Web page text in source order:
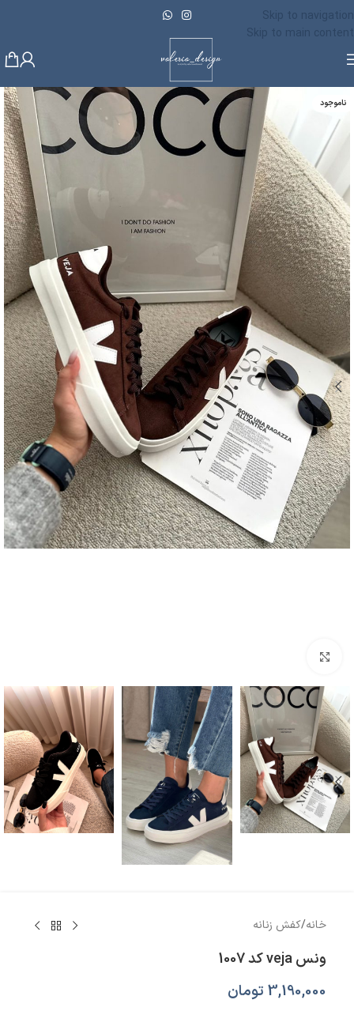
Skip to navigation
Skip to main content
ناموجود
خانه/کفش زنانه
ونس veja کد 1007
3,190,000 تومان